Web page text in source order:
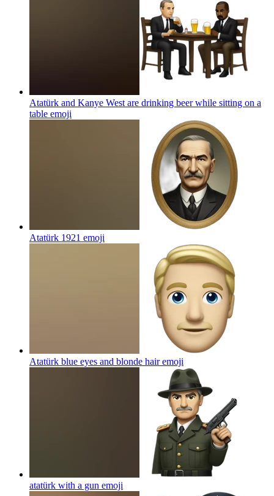
Atatürk and Kanye West are drinking beer while sitting on a
table emoji
Atatürk 1921 emoji
Atatürk blue eyes and blonde hairemoji
atatürk with a gun emoji